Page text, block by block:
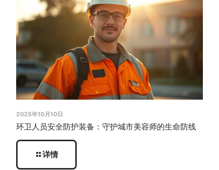
2025年10月10日
环卫人员安全防护装备：守护城市美容师的生命防线
详情